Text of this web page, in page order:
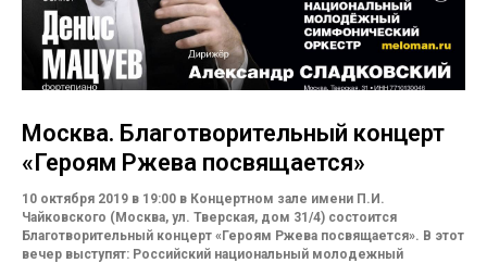
Москва. Благотворительный концерт
«Героям Ржева посвящается»
10 октября 2019 в 19:00 в Концертном зале имени П.И.
Чайковского (Москва, ул. Тверская, дом 31/4) состоится
Благотворительный концерт «Героям Ржева посвящается». В этот
вечер выступят: Российский национальный молодежный